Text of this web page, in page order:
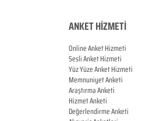
ANKET HİZMETİ
Online Anket Hizmeti
Sesli Anket Hizmeti
Yüz Yüze Anket Hizmeti
Memnuniyet Anketi
Araştırma Anketi
Hizmet Anketi
Değerlendirme Anketi